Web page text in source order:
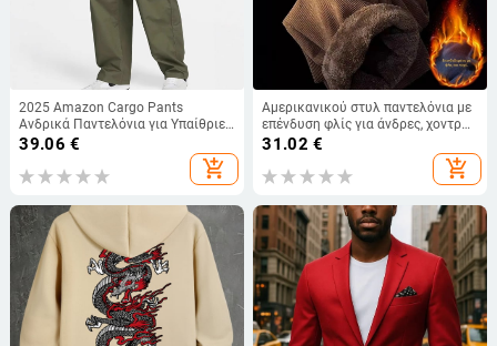
2025 Amazon Cargo Pants
Ανδρικά Παντελόνια για Υπαίθριες
Δραστηριότητες, Ανδρικά
Πτερύγια, Λεπτά, Μοντέρνα
Φθινόπωρο
39.06 €
add_shopping_cart
Αμερικανικού στυλ παντελόνια με
επένδυση φλίς για άνδρες, χοντρή
μαλλί αρνιού για φθινοπωρινό-
χειμερινό, ίσιο και φαρδύ πόδια,
corduroy casual μακριά
31.02 €
add_shopping_cart